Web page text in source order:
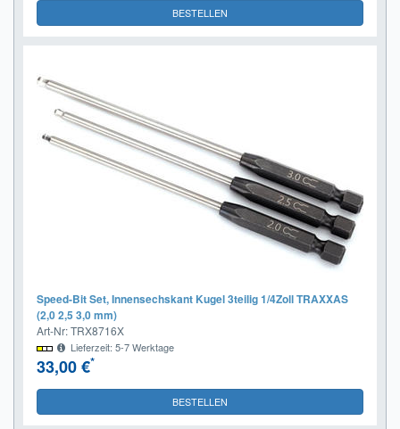
BESTELLEN
Speed-Bit Set, Innensechskant Kugel 3teilig 1/4Zoll TRAXXAS
(2,0 2,5 3,0 mm)
Art-Nr: TRX8716X
Lieferzeit: 5-7 Werktage
33,00 €*
BESTELLEN